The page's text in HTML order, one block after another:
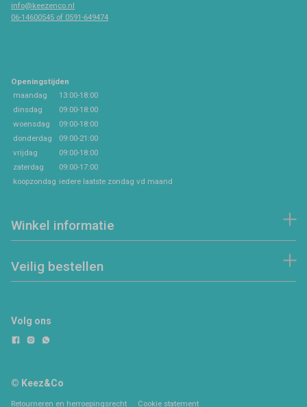
info@keezenco.nl
06-14600545 of 0591-649474
Openingstijden
maandag
13:00-18:00
dinsdag
09:00-18:00
woensdag
09:00-18:00
donderdag
09:00-21:00
vrijdag
09:00-18:00
zaterdag
09:00-17:00
koopzondag iedere laatste zondag vd maand
Winkel informatie
Veilig bestellen
Volg ons
© Keez&Co
Retourneren en herroepingsrecht Cookie statement